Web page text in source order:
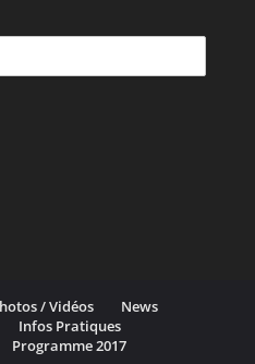
/ Vidéos
News
Infos Pratiques
Programme 2017